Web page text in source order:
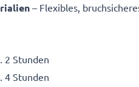
– Flexibles,
2 Stunden
4 Stunden